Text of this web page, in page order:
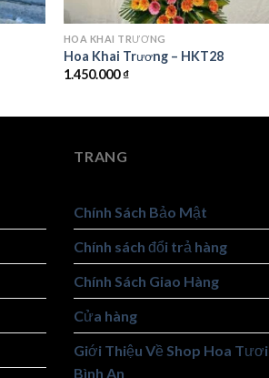
HOA KHAI TRƯƠNG
Hoa Khai Trương – HKT28
1.450.000₫
TRANG
Chính Sách Bảo Mật
Chính sách đổi trả hàng
Chính Sách Giao Hàng
Cửa hàng
Giới Thiệu Về Shop Hoa Tươi
Bình An